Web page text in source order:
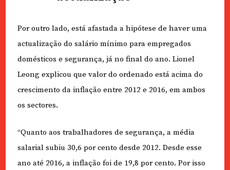
Por outro lado, está afastada a hipótese de haver uma
actualização do salário mínimo para empregados
domésticos e segurança, já no final do ano. Lionel
Leong explicou que valor do ordenado está acima do
crescimento da inflação entre 2012 e 2016, em ambos
os sectores.
“Quanto aos trabalhadores de segurança, a média
salarial subiu 30,6 por cento desde 2012. Desde esse
ano até 2016, a inflação foi de 19,8 por cento. Por isso